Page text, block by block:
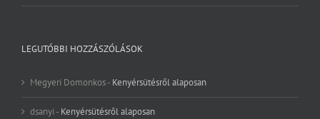
LEGUTÓBBI HOZZÁSZÓLÁSOK
Megyeri Domonkos- Kenyérsütésről alaposan
dsanyi - Kenyérsütésről alaposan